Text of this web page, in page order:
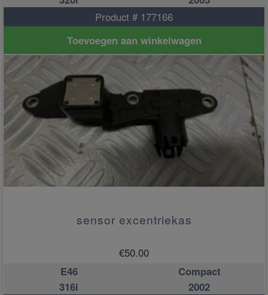
Product # 177166
Toevoegen aan winkelwagen
sensor excentriekas
€50.00
E46
Compact
316i
2002